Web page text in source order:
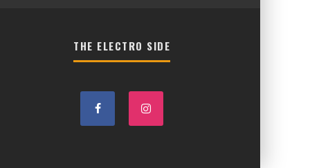
THE ELECTRO SIDE